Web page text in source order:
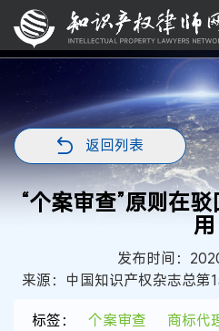
返回列表
“个案审查”原则在
用
发布时间：
来源：中国知识产权杂志总第
标签：
个案审查 商标代